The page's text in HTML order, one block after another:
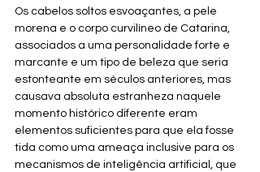
Os cabelos soltos esvoaçantes, a pele
morena e o corpo curvilíneo de Catarina,
associados a uma personalidade forte e
marcante e um tipo de beleza que seria
estonteante em séculos anteriores, mas
causava absoluta estranheza naquele
momento histórico diferente eram
elementos suficientes para que ela fosse
tida como uma ameaça inclusive para os
mecanismos de inteligência artificial, que